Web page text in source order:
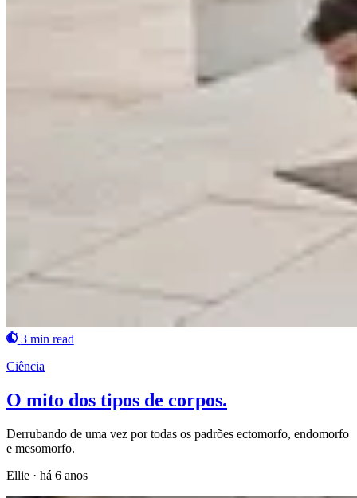
3 min read
Ciência
O mito dos tipos de corpos.
Derrubando de uma vez por todas os padrões ectomorfo, endomorfo
e mesomorfo.
Ellie · há 6 anos